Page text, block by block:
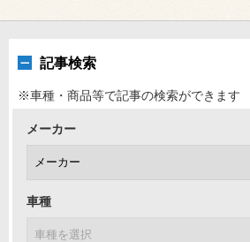
記事検索
※車種・商品等で記事の検索ができます
メーカー
車種